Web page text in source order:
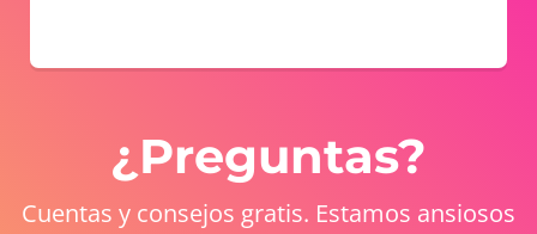
¿Preguntas?
Cuentas y consejos gratis. Estamos ansiosos